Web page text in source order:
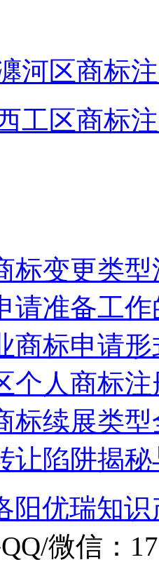
河区商标
工区商标
标变更类
请准备工
商标申请
个人商标
标续展类
让陷阱揭
阳优瑞知
微信：